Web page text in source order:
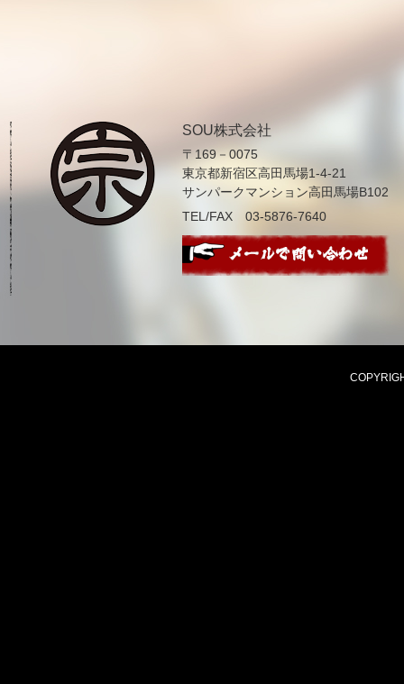
SOU株式会社
〒169－0075
東京都新宿区高田馬場1-4-21
サンパークマンション高田馬場B102
TEL/FAX 03-5876-7640